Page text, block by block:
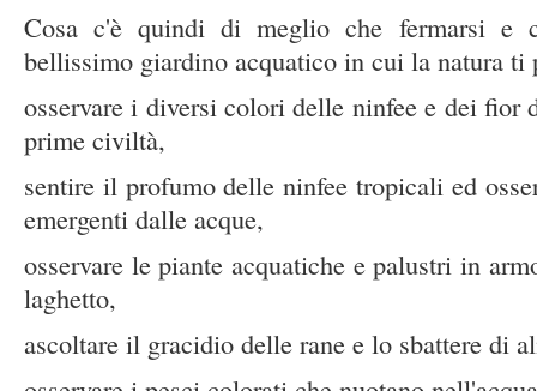
Cosa c'è quindi di meglio che fermarsi e
bellissimo giardino acquatico in cui la natura
osservare i diversi colori delle ninfee e dei
prime civiltà,
sentire il profumo delle ninfee tropicali ed
emergenti dalle acque,
osservare le piante acquatiche e palustri in
laghetto,
ascoltare il gracidio delle rane e lo sbattere di